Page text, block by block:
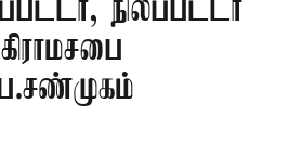
நிலப்பட்டா